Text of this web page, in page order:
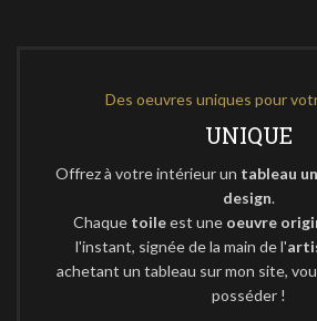
Des oeuvres uniques pour
UNIQUE
Offrez à votre intérieur un tableau
design.
Chaque toileest une oeuvre
l'instant, signée de la main de l'
achetant un tableau sur mon site,
posséder !